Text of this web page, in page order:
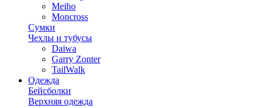
Meiho
Moncross
Сумки
Чехлы и тубусы
Daiwa
Garry Zonter
TailWalk
Одежда
Бейсболки
Верхняя одежда